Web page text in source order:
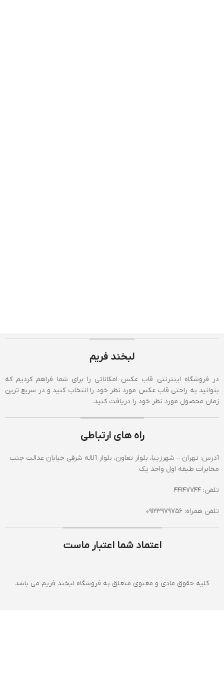
لبخند فریم
در فروشگاه اینترنتی قاب عکس امکاناتی را برای شما فراهم کردیم که
بتوانید به راحتی قاب عکس مورد نظر خود را انتخاب کنید و در سریع ترین
زمان محصول مورد نظر خود را دریافت کنید.
راه های ارتباطی
آدرس: تهران – شهرزیبا، بلوار تعاون، بلوار آلاله شرقی خیابان عدالت جنب
مخابرات طبقه اول واحد یک
تلفن: 44147744
تلفن همراه: 09123979756
اعتماد شما اعتبار ماست
کلیه حقوق مادی و معنوی متعلق به فروشگاه لبخند فریم می باشد